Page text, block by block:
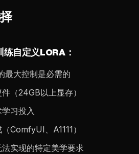
自定义LORA：
最大控制是必需的
（24GB以上显存）
习投入
ComfyUI、A1111）
实现的特定美学要求